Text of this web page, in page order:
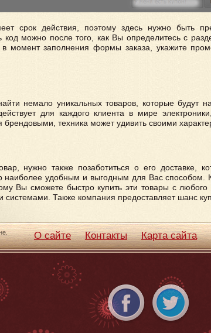
срок действия, поэтому здесь нужно быть
код можно после того, как Вы определитесь с
в момент заполнения формы заказа, укажите
немало уникальных товаров, которые
для каждого клиента в мире
техника может удивить своими
нужно также позаботиться о его
наиболее удобным и выгодным для Вас способом.
Вы сможете быстро купить эти товары с
Также компания предоставляет шанс
О сайте Контакты Карта сайта